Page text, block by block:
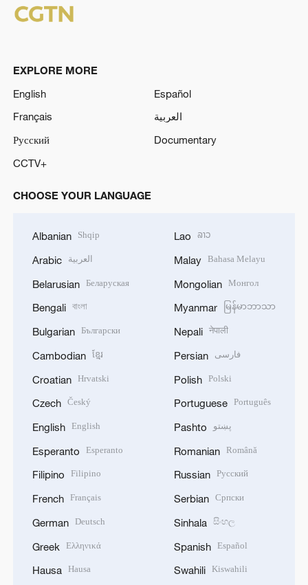
EXPLORE MORE
English
Español
Français
العربية
Русский
Documentary
CCTV+
CHOOSE YOUR LANGUAGE
Albanian Shqip
Arabic العربية
Belarusian Беларуская
Bengali বাংলা
Bulgarian Български
Cambodian ខ្មែរ
Croatian Hrvatski
Czech Český
English English
Esperanto Esperanto
Filipino Filipino
French Français
German Deutsch
Greek Ελληνικά
Hausa Hausa
Lao ລາວ
Malay Bahasa Melayu
Mongolian Монгол
Myanmar မြန်မာဘာသာ
Nepali नेपाली
Persian فارسی
Polish Polski
Portuguese Português
Pashto پښتو
Romanian Română
Russian Русский
Serbian Српски
Sinhala සිංහල
Spanish Español
Swahili Kiswahili